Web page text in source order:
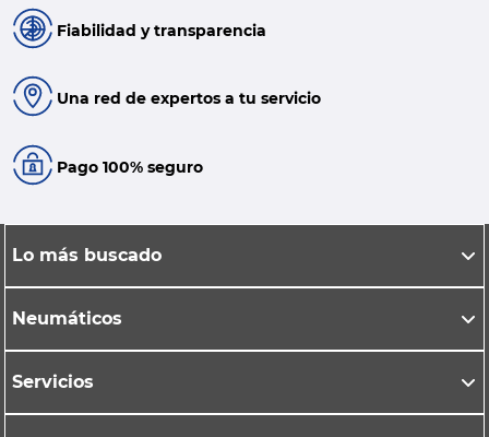
Fiabilidad y transparencia
Una red de expertos a tu servicio
Pago 100% seguro
Lo más buscado
Neumáticos
Servicios